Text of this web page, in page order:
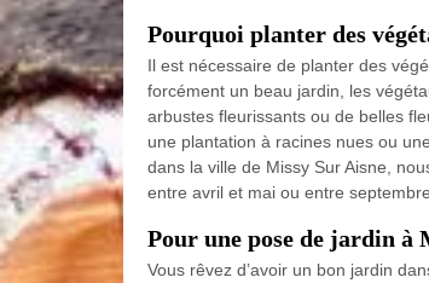
Pourquoi planter des
Il est nécessaire de planter des
forcément un beau jardin, les
arbustes fleurissants ou de belles
une plantation à racines nues ou
dans la ville de Missy Sur Aisne,
entre avril et mai ou entre
Pour une pose de jardin à
Vous rêvez d’avoir un bon jardin